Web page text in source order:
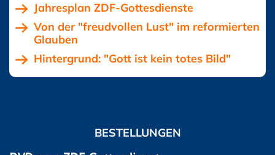
Jahresplan ZDF-Gottesdienste
Von der "freudvollen Lust" im reformierten
Glauben
Hintergrund: "Gott ist kein totes Bild"
BESTELLUNGEN